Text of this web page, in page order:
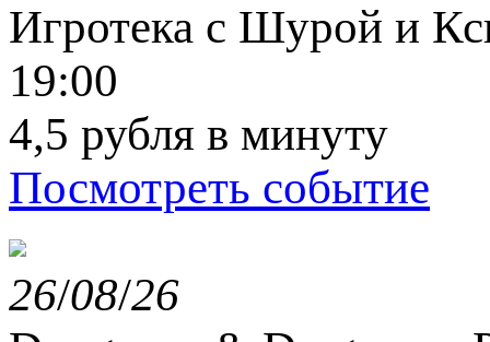
Игротека с Шурой и
19:00
4,5 рубля в минуту
Посмотреть событие
26/08/26